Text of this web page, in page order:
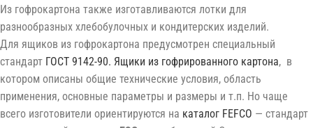
Из гофрокартона также изготавливаются лотки для
разнообразных хлебобулочных и кондитерских изделий.
Для ящиков из гофрокартона предусмотрен специальный
стандарт ГОСТ 9142-90. Ящики из гофрированного картона, в
котором описаны общие технические условия, область
применения, основные параметры и размеры и т.п. Но чаще
всего изготовители ориентируются на каталог FEFCO — стандарт